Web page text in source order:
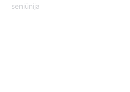
seniūnija